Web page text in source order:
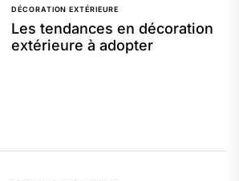
DÉCORATION EXTÉRIEURE
Les tendances en décoration
extérieure à adopter